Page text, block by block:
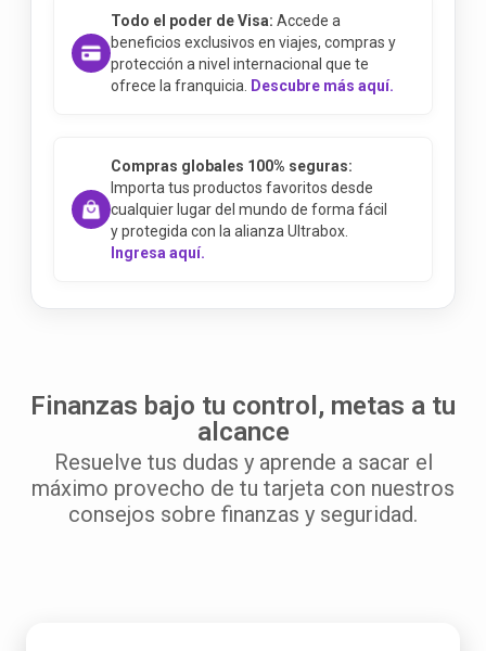
Todo el poder de Visa: Accede a
beneficios exclusivos en viajes, compras y
protección a nivel internacional que te
ofrece la franquicia.
Descubre más aquí.
Compras globales 100% seguras:
Importa tus productos favoritos desde
cualquier lugar del mundo de forma fácil
y protegida con la alianza Ultrabox.
Ingresa aquí.
Finanzas bajo tu control, metas a tu
alcance
Resuelve tus dudas y aprende a sacar el
máximo provecho de tu tarjeta con nuestros
consejos sobre finanzas y seguridad.